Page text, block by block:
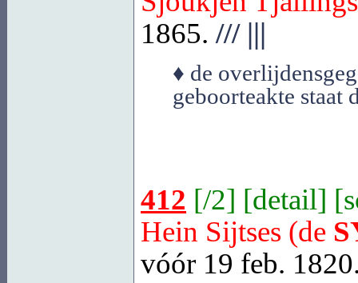
1865. ///|||
♦ de
geboorteakte staat
412 [/2] [detail] [
Hein Sijtses (de
vóór 19 feb.